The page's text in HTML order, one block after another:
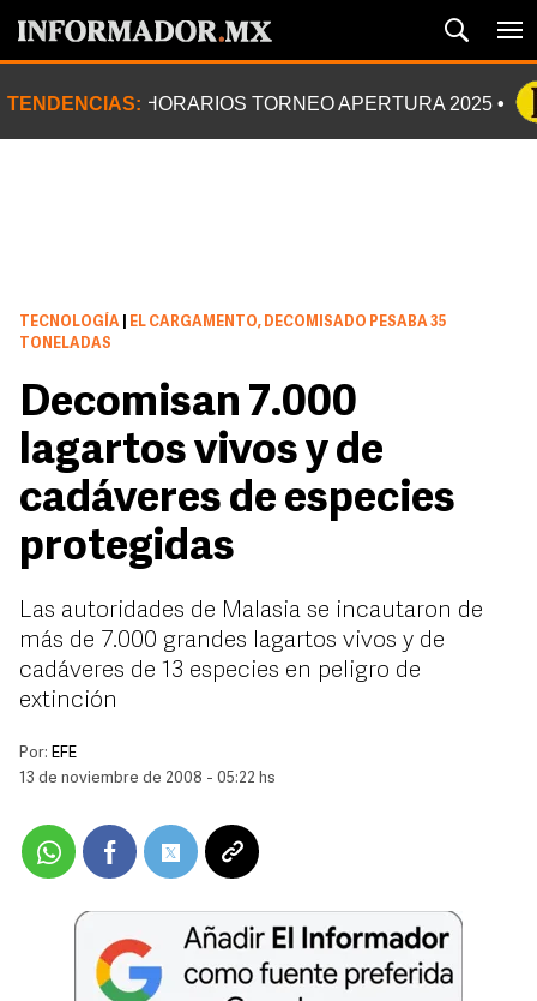
TENDENCIAS: HORARIOS TORNEO APERTURA 2025
TECNOLOGÍA
EL CARGAMENTO, DECOMISADO PESABA 35
TONELADAS
Decomisan 7.000
lagartos vivos y de
cadáveres de especies
protegidas
Las autoridades de Malasia se incautaron de
más de 7.000 grandes lagartos vivos y de
cadáveres de 13 especies en peligro de
extinción
Por: EFE
13 de noviembre de 2008 - 05:22 hs